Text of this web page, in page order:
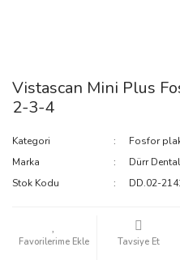
Vistascan Mini Plus
2-3-4
Kategori
Fosfor plak
Marka
Dürr Dental
Stok Kodu
DD.02-
Tavsiye Et